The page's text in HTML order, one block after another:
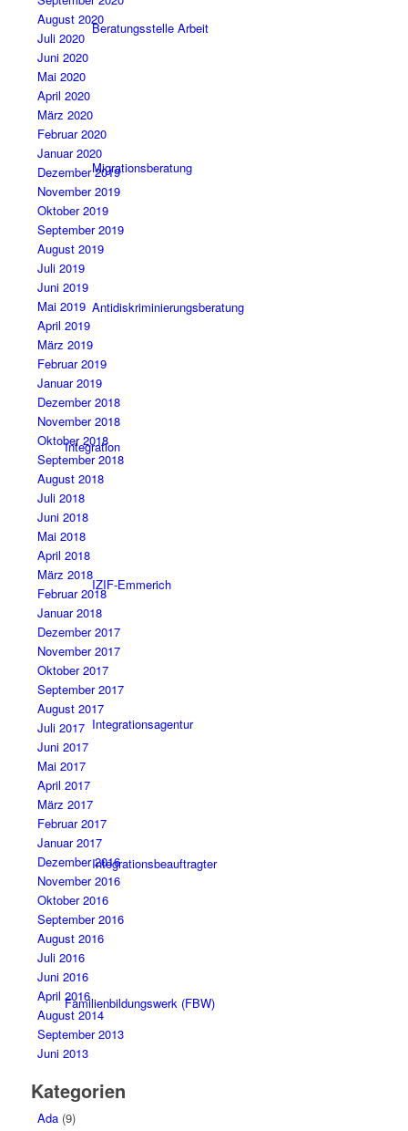
Beratungsstelle Arbeit
Migrationsberatung
Antidiskriminierungsberatung
Integration
IZIF-Emmerich
Integrationsagentur
Integrationsbeauftragter
Familienbildungswerk (FBW)
August 2020
Juli 2020
Juni 2020
Mai 2020
April 2020
März 2020
Februar 2020
Januar 2020
Dezember 2019
November 2019
Oktober 2019
September 2019
August 2019
Juli 2019
Juni 2019
Mai 2019
April 2019
März 2019
Februar 2019
Januar 2019
Dezember 2018
November 2018
Oktober 2018
September 2018
August 2018
Juli 2018
Juni 2018
Mai 2018
April 2018
März 2018
Februar 2018
Januar 2018
Dezember 2017
November 2017
Oktober 2017
September 2017
August 2017
Juli 2017
Juni 2017
Mai 2017
April 2017
März 2017
Februar 2017
Januar 2017
Dezember 2016
November 2016
Oktober 2016
September 2016
August 2016
Juli 2016
Juni 2016
April 2016
August 2014
September 2013
Juni 2013
Kategorien
Ada(9)